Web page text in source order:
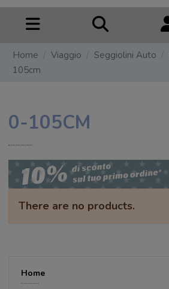
Home Viaggio Seggiolini Auto
105cm
0-105CM
There are no products.
Home